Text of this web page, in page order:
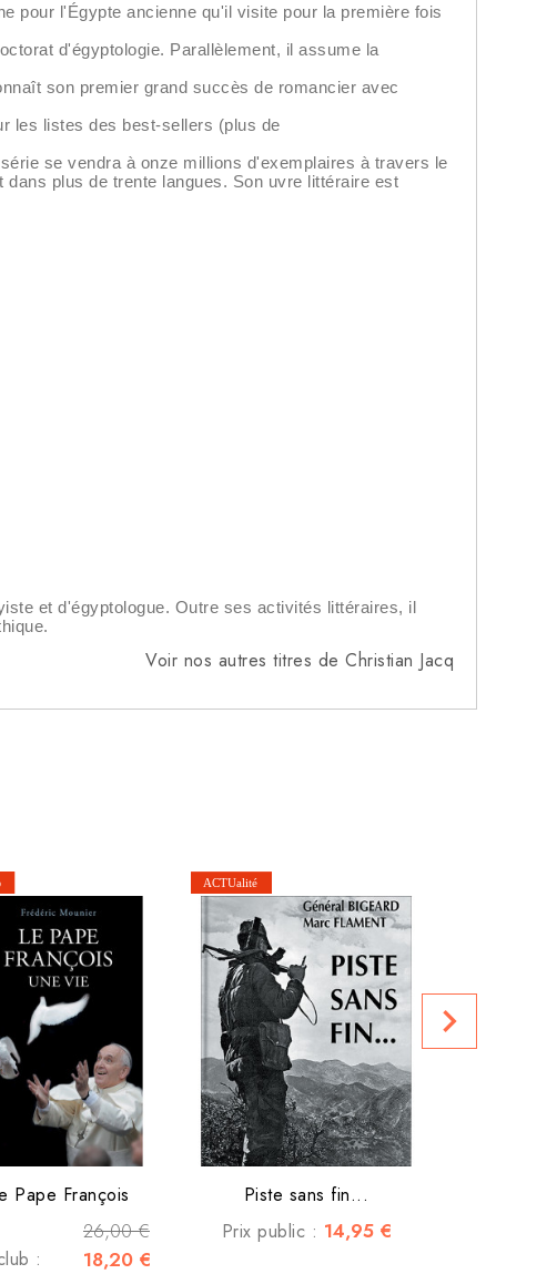
pour l'Égypte ancienne qu'il visite pour la première fois
d'égyptologie. Parallèlement, il assume la
son premier grand succès de romancier avec
les listes des best-sellers (plus de
se vendra à onze millions d'exemplaires à travers le
plus de trente langues. Son uvre littéraire est
et d'égyptologue. Outre ses activités littéraires, il
Voir nos autres titres de Christian Jacq
Pape François
26,00 €
: 18,20 €
Piste sans fin...
Prix public : 14,95 €
Prix club :
navigate_next